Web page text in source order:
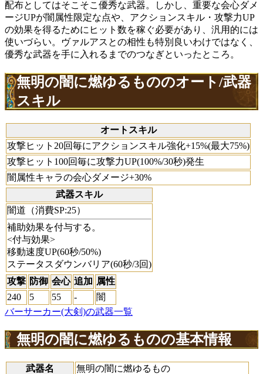
配布としてはそこそこ優秀な武器。しかし、重要な会心ダメ
ージUPが闇属性限定な点や、アクションスキル・攻撃力UP
の効果を得るためにヒット数を稼ぐ必要があり、汎用的には
使いづらい。ヴァルアスとの相性も特別良いわけではなく、
優秀な武器を手に入れるまでのつなぎといったところ。
無明の闇に燃ゆるもののオート/武器
スキル
オートスキル
攻撃ヒット20回毎にアクションスキル強化+15%(最大75%)
攻撃ヒット100回毎に攻撃力UP(100%/30秒)発生
闇属性キャラの会心ダメージ+30%
武器スキル
闇道（消費SP:25）
補助効果を付与する。
<付与効果>
移動速度UP(60秒/50%)
ステータスダウンバリア(60秒/3回)
攻撃 防御 会心 追加 属性
240
5 55 -
闇
バーサーカー(大剣)の武器一覧
無明の闇に燃ゆるものの基本情報
武器名
無明の闇に燃ゆるもの